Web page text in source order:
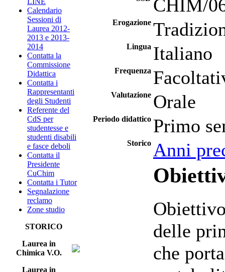
Calendario
Sessioni di
Laurea 2012-
2013 e 2013-
2014
Contatta la
Commissione
Didattica
Contatta i
Rappresentanti
degli Studenti
Referente del
CdS per
studentesse e
studenti disabili
e fasce deboli
Contatta il
Presidente
CuChim
Contatta i Tutor
Segnalazione
reclamo
Zone studio
STORICO
Laurea in
Chimica V.O.
Laurea in
CHIM/
Erogazione
Lingua Italiano
Frequenza
Valutazione Orale
Periodo didattico Primo
Storico Anni
delle
che